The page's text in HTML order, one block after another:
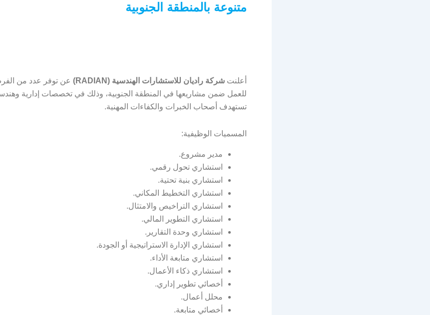
متنوعة بالمنطقة الجنوبية
أعلنت شركة راديان للاستشارات الهندسية (RADIAN)
عن توفر عدد من
للعمل ضمن مشاريعها في المنطقة الجنوبية، وذلك في تخصصات إدارية
تستهدف أصحاب الخبرات والكفاءات المهنية.
المسميات الوظيفية:
مدير مشروع.
استشاري تحول رقمي.
استشاري بنية تحتية.
استشاري التخطيط المكاني.
استشاري التراخيص والامتثال.
استشاري التطوير المالي.
استشاري وحدة التقارير.
استشاري الإدارة الاستراتيجية أو الجودة.
استشاري متابعة الأداء.
استشاري ذكاء الأعمال.
أخصائي تطوير إداري.
محلل أعمال.
أخصائي متابعة.